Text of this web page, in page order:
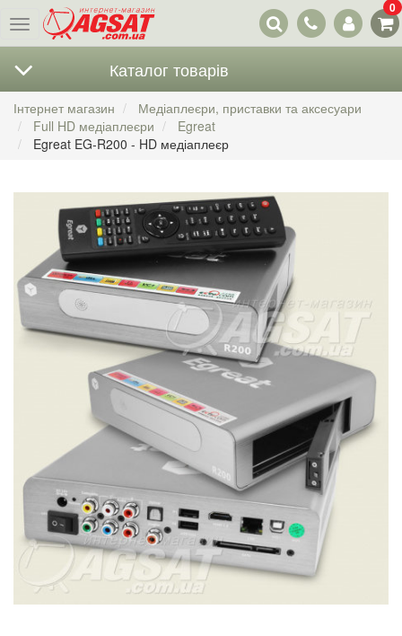
Меню
Наші
контакти
0
Каталог товарів
Інтернет магазин
Медіаплеєри, приставки та аксесуари
Full HD медіаплеєри
Egreat
Egreat EG-R200 - HD медіаплеєр